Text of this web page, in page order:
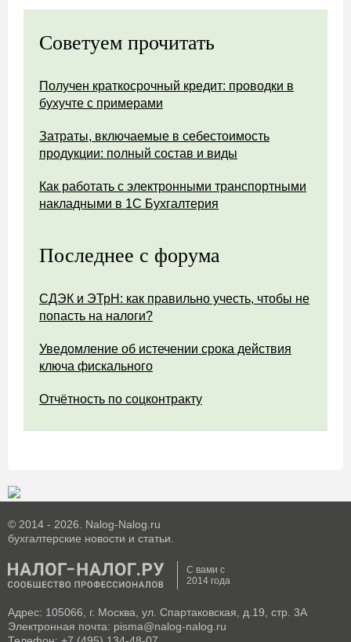
Советуем прочитать
Получен краткосрочный кредит: проводки в
бухучте с примерами
Затраты, включаемые в себестоимость
продукции: полный состав и виды
Как работать с электронными транспортными
накладными в 1С Бухгалтерия
Последнее с форума
СДЭК и ЭТрН: как правильно учесть, чтобы не
попасть на налоги?
Уведомление об истечении срока действия
ключа фискального
Отчётность по соцконтракту
© 2014 - 2026. Nalog-Nalog.ru
бухгалтерские новости и статьи.
С вами с
2014 года
Адрес: 105066, г. Москва, ул. Спартаковская, д.19, стр. 3А
Электронная почта: pisma@nalog-nalog.ru